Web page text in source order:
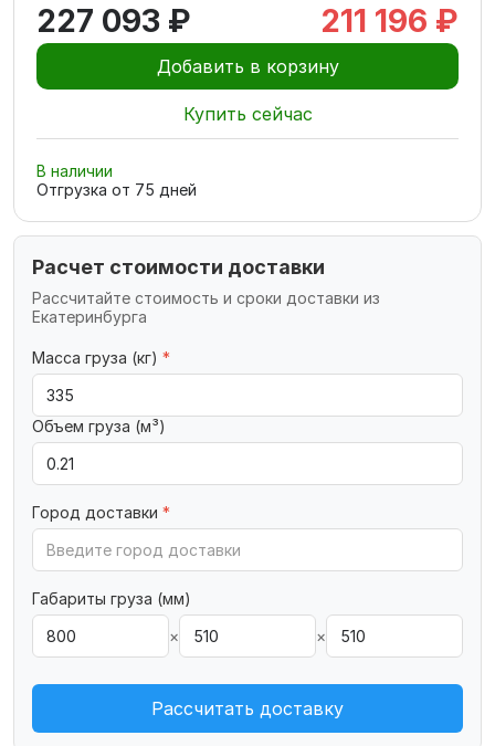
227 093 ₽ 211 196 ₽
Добавить в корзину
Купить сейчас
В наличии
Отгрузка от 75 дней
Расчет стоимости доставки
Рассчитайте стоимость и сроки доставки из
Екатеринбурга
Масса груза (кг) *
Объем груза (м³)
Город доставки *
Габариты груза (мм)
×
×
Рассчитать доставку